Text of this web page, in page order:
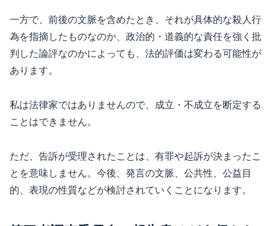
一方で、前後の文脈を含めたとき、それが具体的な殺人行
為を指摘したものなのか、政治的・道義的な責任を強く批
判した論評なのかによっても、法的評価は変わる可能性が
あります。
私は法律家ではありませんので、成立・不成立を断定する
ことはできません。
ただ、告訴が受理されたことは、有罪や起訴が決まったこ
とを意味しません。今後、発言の文脈、公共性、公益目
的、表現の性質などが検討されていくことになります。